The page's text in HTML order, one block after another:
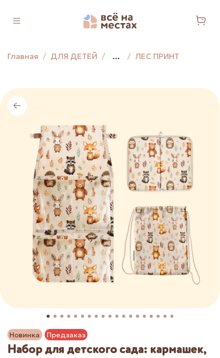
Главная ДЛЯ ДЕТЕЙ ... ЛЕС ПРИНТ
Новинка Предзаказ
Набор для детского сада: кармашек,